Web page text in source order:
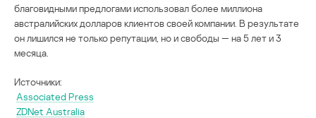
благовидными предлогами использовал более миллиона
австралийских долларов клиентов своей компании. В результате
он лишился не только репутации, но и свободы — на 5 лет и 3
месяца.
Источники:
Associated Press
ZDNet Australia